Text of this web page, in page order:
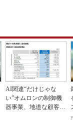
AI関連“だけじゃな
い”オムロンの制御機
器事業、地道な顧客基